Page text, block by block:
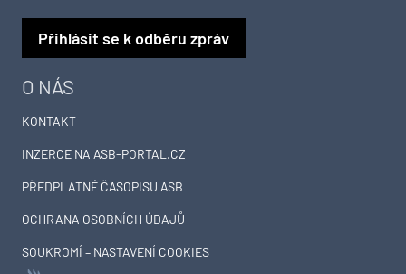
O NÁS
KONTAKT
INZERCE NA ASB-PORTAL.CZ
PŘEDPLATNÉ ČASOPISU ASB
OCHRANA OSOBNÍCH ÚDAJŮ
SOUKROMÍ – NASTAVENÍ COOKIES
Přihlásit se k odběru zpráv